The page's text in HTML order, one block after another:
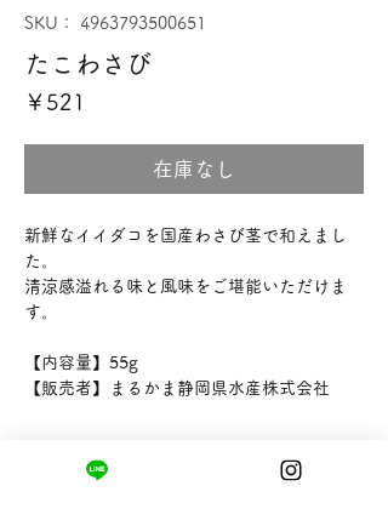
SKU： 4963793500651
たこわさび
￥521
在庫なし
新鮮なイイダコを国産わさび茎で和えまし
た。
清涼感溢れる味と風味をご堪能いただけま
す。
【内容量】55g
【販売者】まるかま静岡県水産株式会社